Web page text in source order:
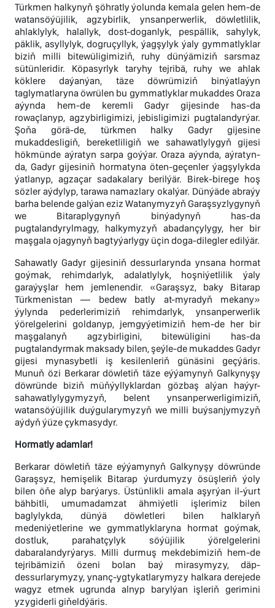
Türkmen halkynyň şöhratly ýolunda kemala gelen hem-de
watansöýüjilik, agzybirlik, ynsanperwerlik, döwletlilik,
ahlaklylyk, halallyk, dost-doganlyk, pespällik, sahylyk,
päklik, asyllylyk, dogruçyllyk, ýagşylyk ýaly gymmatlyklar
biziň milli bitewüligimiziň, ruhy dünýämiziň sarsmaz
sütünleridir. Köpasyrlyk taryhy tejribä, ruhy we ahlak
köklere daýanýan, täze döwrümiziň binýatlaýyn
taglymatlaryna öwrülen bu gymmatlyklar mukaddes Oraza
aýynda hem-de keremli Gadyr gijesinde has-da
rowaçlanyp, agzybirligimizi, jebisligimizi pugtalandyrýar.
Şoňa görä-de, türkmen halky Gadyr gijesine
mukaddesligiň, bereketliligiň we sahawatlylygyň gijesi
hökmünde aýratyn sarpa goýýar. Oraza aýynda, aýratyn-
da, Gadyr gijesiniň hormatyna öten-geçenler ýagşylykda
ýatlanyp, agzaçar sadakalary berilýär. Birek-birege hoş
sözler aýdylyp, tarawa namazlary okalýar. Dünýäde abraýy
barha belende galýan eziz Watanymyzyň Garaşsyzlygynyň
we Bitaraplygynyň binýadynyň has-da
pugtalandyrylmagy, halkymyzyň abadançylygy, her bir
maşgala ojagynyň bagtyýarlygy üçin doga-dilegler edilýär.
Sahawatly Gadyr gijesiniň dessurlarynda ynsana hormat
goýmak, rehimdarlyk, adalatlylyk, hoşniýetlilik ýaly
garaýyşlar hem jemlenendir. «Garaşsyz, baky Bitarap
Türkmenistan — bedew batly at-myradyň mekany»
ýylynda pederlerimiziň rehimdarlyk, ynsanperwerlik
ýörelgelerini goldanyp, jemgyýetimiziň hem-de her bir
maşgalanyň agzybirligini, bitewüligini has-da
pugtalandyrmak maksady bilen, şeýle-de mukaddes Gadyr
gijesi mynasybetli iş kesilenleriň günäsini geçýäris.
Munuň özi Berkarar döwletiň täze eýýamynyň Galkynyşy
döwründe biziň müňýyllyklardan gözbaş alýan haýyr-
sahawatlylygymyzyň, belent ynsanperwerligimiziň,
watansöýüjilik duýgularymyzyň we milli buýsanjymyzyň
aýdyň ýüze çykmasydyr.
Hormatly adamlar!
Berkarar döwletiň täze eýýamynyň Galkynyşy döwründe
Garaşsyz, hemişelik Bitarap ýurdumyzy ösüşleriň ýoly
bilen öňe alyp barýarys. Üstünlikli amala aşyrýan il-ýurt
bähbitli, umumadamzat ähmiýetli işlerimiz bilen
baglylykda, dünýä döwletleri bilen halklaryň
medeniýetlerine we gymmatlyklaryna hormat goýmak,
dostluk, parahatçylyk söýüjilik ýörelgelerini
dabaralandyrýarys. Milli durmuş mekdebimiziň hem-de
tejribämiziň özeni bolan baý mirasymyzy, däp-
dessurlarymyzy, ynanç-ygtykatlarymyzy halkara derejede
wagyz etmek ugrunda alnyp barylýan işleriň gerimini
yzygiderli giňeldýäris.